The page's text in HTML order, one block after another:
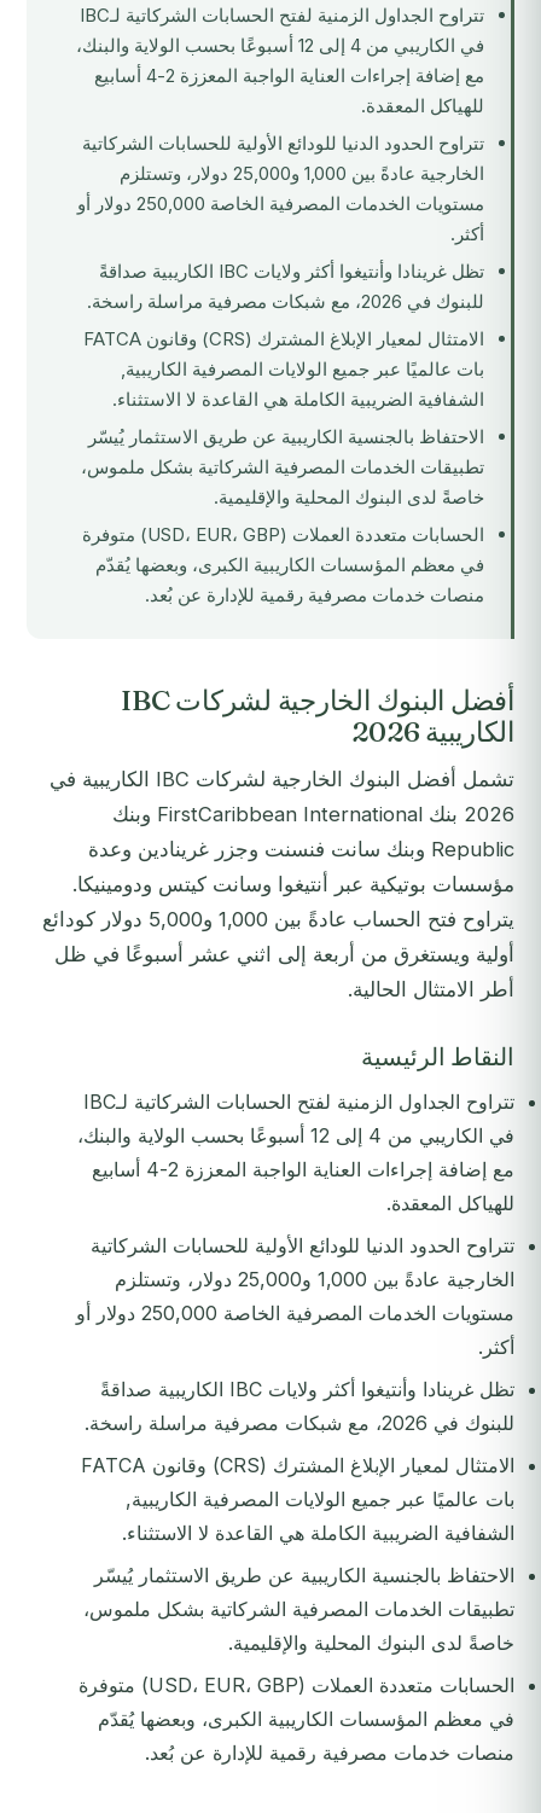
تتراوح الجداول الزمنية لفتح الحسابات الشركاتية لـIBC
في الكاريبي من 4 إلى 12 أسبوعًا بحسب الولاية والبنك،
مع إضافة إجراءات العناية الواجبة المعززة 2-4 أسابيع
للهياكل المعقدة.
تتراوح الحدود الدنيا للودائع الأولية للحسابات الشركاتية
الخارجية عادةً بين 1,000 و25,000 دولار، وتستلزم
مستويات الخدمات المصرفية الخاصة 250,000 دولار أو
أكثر.
تظل غرينادا وأنتيغوا أكثر ولايات IBC الكاريبية صداقةً
للبنوك في 2026، مع شبكات مصرفية مراسلة راسخة.
الامتثال لمعيار الإبلاغ المشترك (CRS) وقانون FATCA
بات عالميًا عبر جميع الولايات المصرفية الكاريبية,
الشفافية الضريبية الكاملة هي القاعدة لا الاستثناء.
الاحتفاظ بالجنسية الكاريبية عن طريق الاستثمار يُيسّر
تطبيقات الخدمات المصرفية الشركاتية بشكل ملموس،
خاصةً لدى البنوك المحلية والإقليمية.
الحسابات متعددة العملات (USD، EUR، GBP) متوفرة
في معظم المؤسسات الكاريبية الكبرى، وبعضها يُقدّم
منصات خدمات مصرفية رقمية للإدارة عن بُعد.
أفضل البنوك الخارجية لشركات IBC
الكاريبية 2026
تشمل أفضل البنوك الخارجية لشركات IBC الكاريبية في
2026 بنك FirstCaribbean International وبنك
Republic وبنك سانت فنسنت وجزر غرينادين وعدة
مؤسسات بوتيكية عبر أنتيغوا وسانت كيتس ودومينيكا.
يتراوح فتح الحساب عادةً بين 1,000 و5,000 دولار كودائع
أولية ويستغرق من أربعة إلى اثني عشر أسبوعًا في ظل
أطر الامتثال الحالية.
النقاط الرئيسية
تتراوح الجداول الزمنية لفتح الحسابات الشركاتية لـIBC
في الكاريبي من 4 إلى 12 أسبوعًا بحسب الولاية والبنك،
مع إضافة إجراءات العناية الواجبة المعززة 2-4 أسابيع
للهياكل المعقدة.
تتراوح الحدود الدنيا للودائع الأولية للحسابات الشركاتية
الخارجية عادةً بين 1,000 و25,000 دولار، وتستلزم
مستويات الخدمات المصرفية الخاصة 250,000 دولار أو
أكثر.
تظل غرينادا وأنتيغوا أكثر ولايات IBC الكاريبية صداقةً
للبنوك في 2026، مع شبكات مصرفية مراسلة راسخة.
الامتثال لمعيار الإبلاغ المشترك (CRS) وقانون FATCA
بات عالميًا عبر جميع الولايات المصرفية الكاريبية,
الشفافية الضريبية الكاملة هي القاعدة لا الاستثناء.
الاحتفاظ بالجنسية الكاريبية عن طريق الاستثمار يُيسّر
تطبيقات الخدمات المصرفية الشركاتية بشكل ملموس،
خاصةً لدى البنوك المحلية والإقليمية.
الحسابات متعددة العملات (USD، EUR، GBP) متوفرة
في معظم المؤسسات الكاريبية الكبرى، وبعضها يُقدّم
منصات خدمات مصرفية رقمية للإدارة عن بُعد.